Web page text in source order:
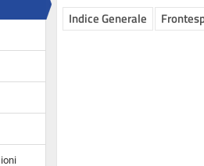
Indice Generale